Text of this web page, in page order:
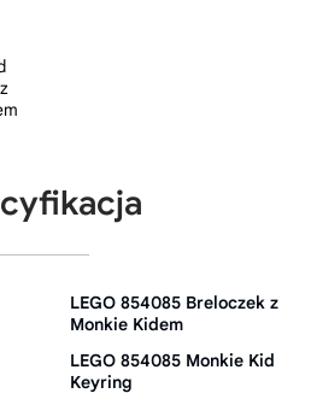
LEGO 854085 Breloczek z
Monkie Kidem
LEGO 854085 Monkie Kid
Keyring